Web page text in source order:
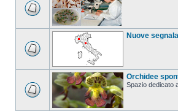
Nuove
Orchidee
Spazio dedicato